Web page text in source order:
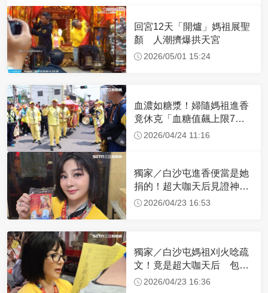
回宮12天「開爐」媽祖展聖
顏 人潮擠爆拱天宮
2026/05/01 15:24
血濃如糖漿！婦隨媽祖進香
竟休克「血糖值飆上限7
倍」 醫曝原因
2026/04/24 11:16
獨家／白沙屯進香便當是她
捐的！超大咖天后見證神
蹟 一靠近媽祖就爆哭
2026/04/23 16:53
獨家／白沙屯媽祖刈火唸疏
文！竟是超大咖天后 包尿
布忍尿5小時不喊累
2026/04/23 16:36